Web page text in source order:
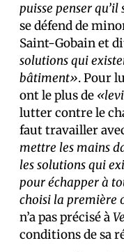
puisse penser qu’il
se défend de
Saint-Gobain et
solutions qui
bâtiment». Pour
ont le plus de
lutter contre le
faut travailler
mettre les mains
les solutions qui
pour échapper à
choisi la première
n’a pas précisé à
conditions de sa